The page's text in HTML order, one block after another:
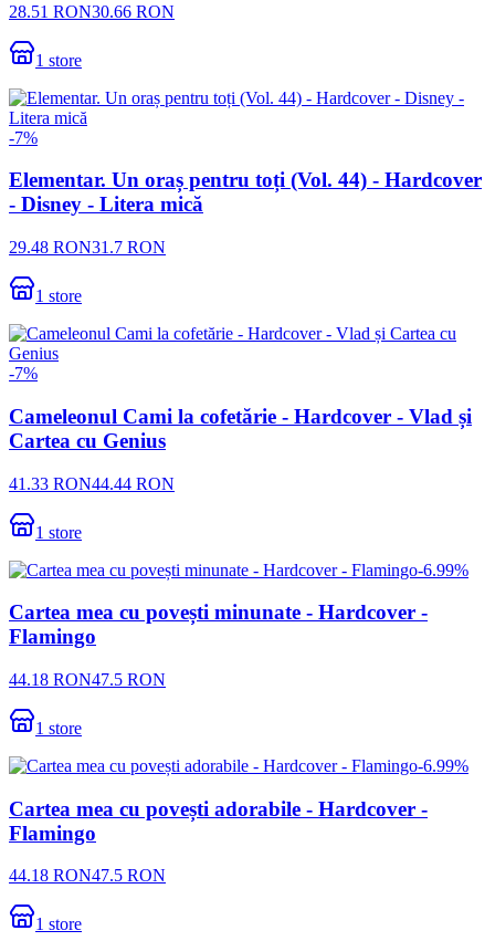
28.51 RON30.66 RON
1 store
-7%
Elementar. Un oraș pentru toți (Vol. 44) - Hardcover
- Disney - Litera mică
29.48 RON31.7 RON
1 store
-7%
Cameleonul Cami la cofetărie - Hardcover - Vlad și
Cartea cu Genius
41.33 RON44.44 RON
1 store
-6.99%
Cartea mea cu povești minunate - Hardcover -
Flamingo
44.18 RON47.5 RON
1 store
-6.99%
Cartea mea cu povești adorabile - Hardcover -
Flamingo
44.18 RON47.5 RON
1 store